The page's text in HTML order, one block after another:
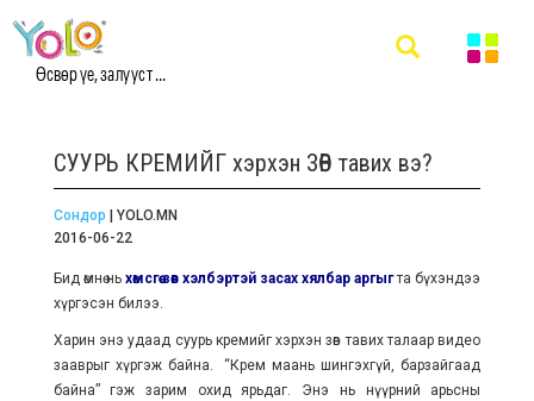
Өсвөр үе, залууст ...
СУУРЬ КРЕМИЙГ хэрхэн ЗӨВ тавих вэ?
Сондор | YOLO.MN
2016-06-22
Бид өмнө ньхөмсгөө зөв хэлбэртэй засах хялбар аргыгта бүхэндээ
хүргэсэн билээ.
Харин энэ удаад суурь кремийг хэрхэн зөв тавих талаар видео
зааврыг хүргэж байна. “Крем маань шингэхгүй, барзайгаад
байна” гэж зарим охид ярьдаг. Энэ нь нүүрний арьсны